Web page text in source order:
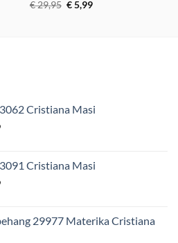
€29,95 Oorspronkelijke
prijs
€5,99Huidige
Cristiana Masi
Huidige
€ 5,99.Cristiana Masi
Huidige
€ 5,99. 29977 Materika Cristiana